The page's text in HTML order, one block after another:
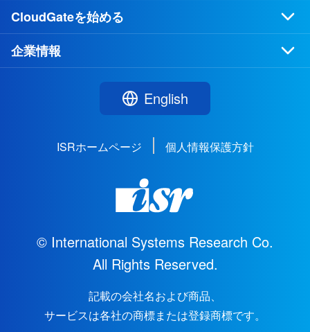
CloudGateを始める
企業情報
English
ISRホームページ 個人情報保護方針
© International Systems Research Co.
All Rights Reserved.
記載の会社名および商品、
サービスは各社の商標または登録商標です。